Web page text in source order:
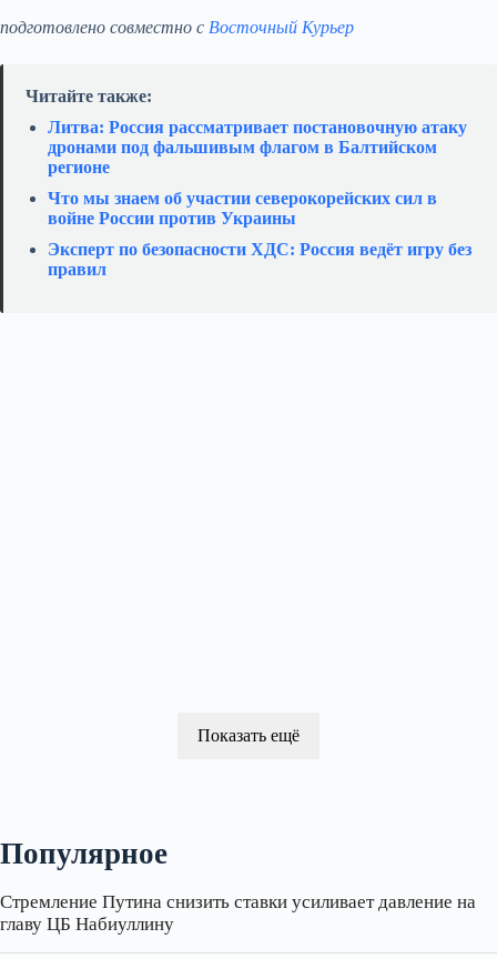
подготовлено совместно с Восточный Курьер
Читайте также:
Литва: Россия рассматривает постановочную атаку
дронами под фальшивым флагом в Балтийском
регионе
Что мы знаем об участии северокорейских сил в
войне России против Украины
Эксперт по безопасности ХДС: Россия ведёт игру без
правил
Показать ещё
Популярное
Стремление Путина снизить ставки усиливает давление на
главу ЦБ Набиуллину